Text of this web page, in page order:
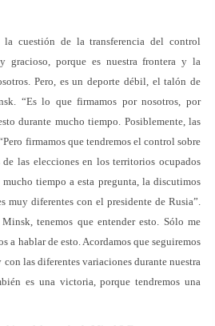
cuestión de la transferencia del control
gracioso, porque es nuestra frontera y la
Pero, es un deporte débil, el talón de
“Es lo que firmamos por nosotros, por
durante mucho tiempo. Posiblemente, las
firmamos que tendremos el control sobre
de las elecciones en los territorios ocupados
mucho tiempo a esta pregunta, la discutimos
muy diferentes con el presidente de Rusia”.
tenemos que entender esto. Sólo me
a hablar de esto. Acordamos que seguiremos
las diferentes variaciones durante nuestra
es una victoria, porque tendremos una